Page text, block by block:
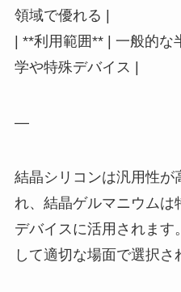
領域で優れる |
| **利用範囲** | 一般的
学や特殊デバイス |
—
結晶シリコンは汎用性が
れ、結晶ゲルマニウムは
デバイスに活用されま
して適切な場面で選択さ